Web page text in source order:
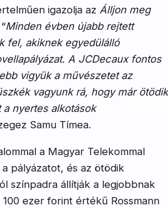
igazolja az Álljon meg
Minden évben újabb rejtett
fel, akiknek egyedülálló
A JCDecaux fontos
vigyük a művészetet az
vagyunk rá, hogy már ötödik
nyertes alkotások
Samu Tímea.
a Magyar Telekommal
pályázatot, és az ötödik
színpadra állítják a legjobbnak
ezer forint értékű Rossmann